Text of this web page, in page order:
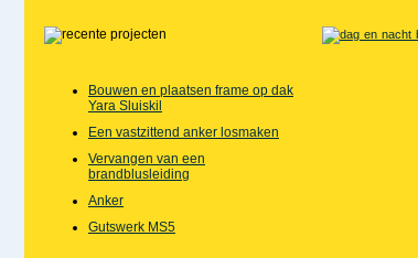
Bouwen en plaatsen frame op dak
Yara Sluiskil
Een vastzittend anker losmaken
Vervangen van een
brandblusleiding
Anker
Gutswerk MS5